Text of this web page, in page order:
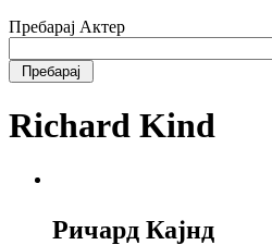
Пребарај Актер
Richard Kind
Ричард Кајнд